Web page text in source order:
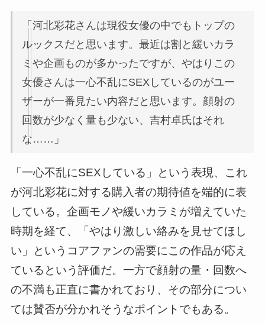
「河北彩花さんは現役女優の中でもトップの
ルックスだと思います。最近は割と緩いカラ
ミや企画ものが多かったですが、やはりこの
女優さんは一心不乱にSEXしているのがユー
ザーが一番見たい内容だと思います。顔射の
回数が少なく量も少ない、吉村卓氏はそれ
な……」
「一心不乱にSEXしている」という表現、これ
が河北彩花に対する購入者の期待値を端的に表
している。企画モノや緩いカラミが増えていた
時期を経て、「やはり激しい絡みを見せてほし
い」というコアファンの需要にこの作品が応え
ているという評価だ。一方で顔射の量・回数へ
の不満も正直に書かれており、その部分につい
ては賛否が分かれそうなポイントでもある。